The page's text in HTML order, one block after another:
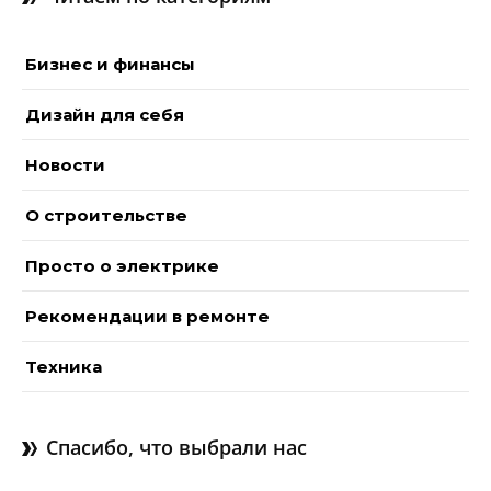
Бизнес и финансы
Дизайн для себя
Новости
О строительстве
Просто о электрике
Рекомендации в ремонте
Техника
Спасибо, что выбрали нас